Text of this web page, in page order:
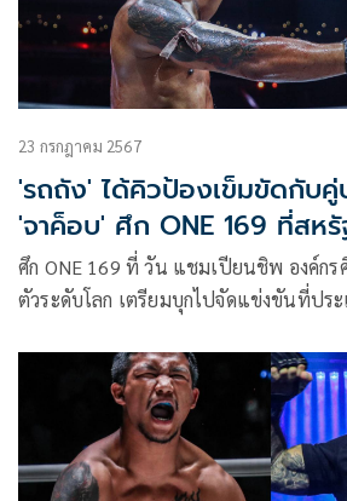
23 กรกฎาคม 2567
'รถถัง' ได้คิวป้องเข็มขัดกับคู่
'จาค็อบ' ศึก ONE 169 ที่สหรั
ศึก ONE 169 ที่ วัน แชมเปียนชิพ องค์กร
ตัวระดับโลก เตรียมบุกไปจัดแข่งขันที่ปร
แอตแลนตา รัฐจอร์เจีย ในวันเสาร์ที่ 9
ประกาศคู่ไฮไลต์ “รถถัง จิตรเมืองนนท์”
มวยไทย รุ่นฟลายเวต (125-135 ป.) ลง
6 พบกับคู่ปรับเก่า “จาค็อบ สมิธ” นักชกจ
สหราชอาณาจักร ผู้ท้าชิงอับดับ 3 ของแร